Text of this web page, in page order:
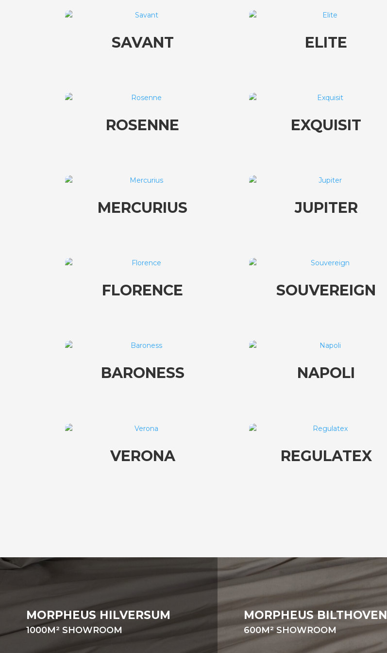
SAVANT
ROSENNE
MERCURIUS
FLORENCE
BARONESS
VERONA
ELITE
EXQUISIT
JUPITER
SOUVEREIGN
NAPOLI
REGULATEX
MORPHEUS HILVERSUM
1000M² SHOWROOM
MORPHEUS BILTHOVEN
600M²SHOWROOM